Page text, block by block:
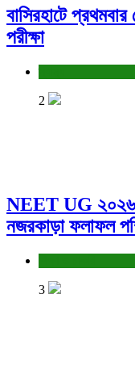
বাসিরহাটে
পরীক্ষা
2
NEET UG ২০২৬
নজরকাড়া ফলাফল
3